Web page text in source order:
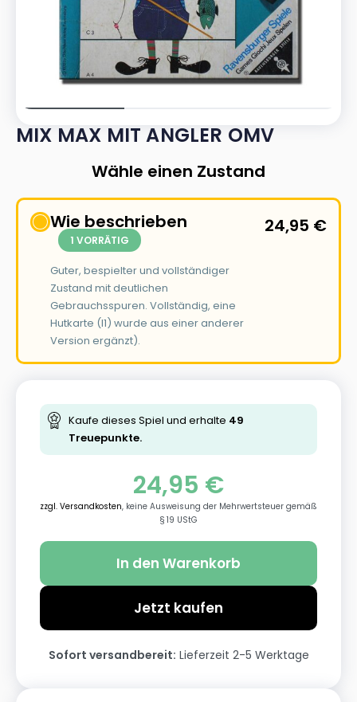
MIX MAX MIT ANGLER OMV
Wähle einen Zustand
Wie beschrieben
1 VORRÄTIG
Guter, bespielter und vollständiger
Zustand mit deutlichen
Gebrauchsspuren. Vollständig, eine
Hutkarte (I1) wurde aus einer anderer
Version ergänzt).
24,95 €
Kaufe dieses Spiel und erhalte 49
Treuepunkte.
24,95 €
zzgl. Versandkosten, keine Ausweisung der Mehrwertsteuer gemäß
§ 19 UStG
In den Warenkorb
Jetzt kaufen
Sofort versandbereit: Lieferzeit 2-5 Werktage